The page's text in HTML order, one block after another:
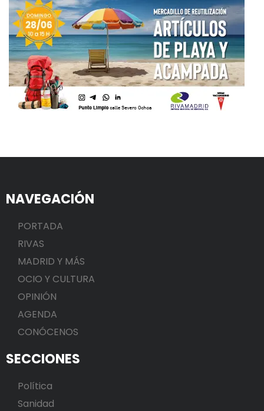
NAVEGACIÓN
PORTADA
RIVAS
MADRID Y MÁS
OCIO Y CULTURA
OPINIÓN
AGENDA
CONÓCENOS
SECCIONES
Política
Sanidad